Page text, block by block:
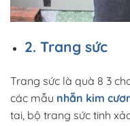
2. Trang sức
Trang sức là quà 8 3
các mẫu nhẫn kim
tai, bộ trang sức tinh